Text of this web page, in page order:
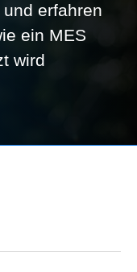
erfahren
ein MES
wird